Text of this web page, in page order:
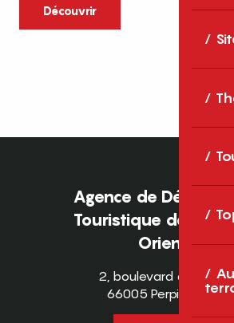
Découvrir
caractère et grands espaces
Pyrénées-Orientales sont une
idéale pour partager des
famille tout au
Agence de
Touristique des
Orientales
2, boulevard des
66005 Perpignan